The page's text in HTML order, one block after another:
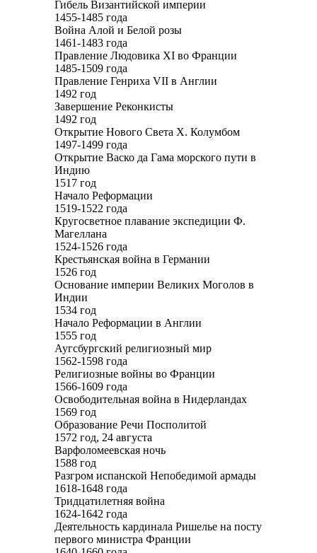
Гибель Византийской империи
1455-1485 года
Война Алой и Белой розы
1461-1483 года
Правление Людовика XI во Франции
1485-1509 года
Правление Генриха VII в Англии
1492 год
Завершение Реконкисты
1492 год
Открытие Нового Света Х. Колумбом
1497-1499 года
Открытие Васко да Гама морского пути в
Индию
1517 год
Начало Реформации
1519-1522 года
Кругосветное плавание экспедиции Ф.
Магеллана
1524-1526 года
Крестьянская война в Германии
1526 год
Основание империи Великих Моголов в
Индии
1534 год
Начало Реформации в Англии
1555 год
Аугсбургский религиозный мир
1562-1598 года
Религиозные войны во Франции
1566-1609 года
Освободительная война в Нидерландах
1569 год
Образование Речи Посполитой
1572 год, 24 августа
Варфоломеевская ночь
1588 год
Разгром испанской Непобедимой армады
1618-1648 года
Тридцатилетняя война
1624-1642 года
Деятельность кардинала Ришелье на посту
первого министра Франции